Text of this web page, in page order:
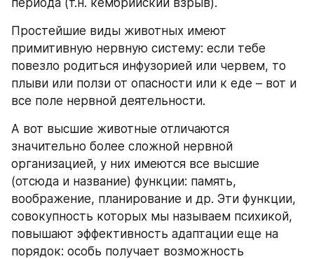
периода (т.н. кембрийский взрыв).
Простейшие виды животных имеют
примитивную нервную систему: если тебе
повезло родиться инфузорией или червем, то
плыви или ползи от опасности или к еде – вот и
все поле нервной деятельности.
А вот высшие животные отличаются
значительно более сложной нервной
организацией, у них имеются все высшие
(отсюда и название) функции: память,
воображение, планирование и др. Эти функции,
совокупность которых мы называем психикой,
повышают эффективность адаптации еще на
порядок: особь получает возможность